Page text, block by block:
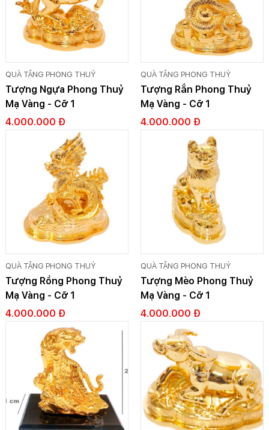
QUÀ TẶNG PHONG THUỶ
Tượng Ngựa Phong Thuỷ
Mạ Vàng - Cỡ 1
4.000.000 Đ
QUÀ TẶNG PHONG THUỶ
Tượng Rắn Phong Thuỷ
Mạ Vàng - Cỡ 1
4.000.000 Đ
QUÀ TẶNG PHONG THUỶ
Tượng Rồng Phong Thuỷ
Mạ Vàng - Cỡ 1
4.000.000 Đ
QUÀ TẶNG PHONG THUỶ
Tượng Mèo Phong Thuỷ
Mạ Vàng - Cỡ 1
4.000.000 Đ